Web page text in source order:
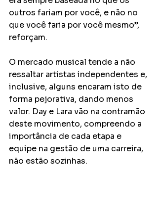
outros fariam por você, e não no
que você faria por você mesmo”,
reforçam.
O mercado musical tende a não
ressaltar artistas independentes e,
inclusive, alguns encaram isto de
forma pejorativa, dando menos
valor. Day e Lara vão na contramão
deste movimento, compreendo a
importância de cada etapa e
equipe na gestão de uma carreira,
não estão sozinhas.